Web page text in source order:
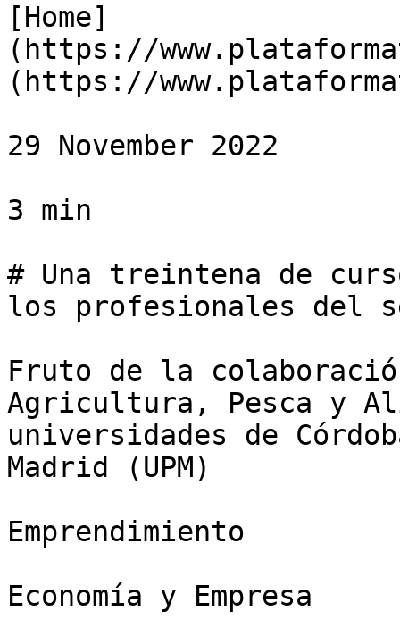
[Home]
(https://
(https://
29 November 2022
3 min
# Una treintena de
los profesionales del
Fruto de la
Agricultura, Pesca y
universidades de
Madrid (UPM)
Emprendimiento
Economía y Empresa